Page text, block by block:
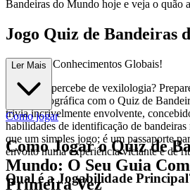
Bandeiras do Mundo hoje e veja o quão
Jogo Quiz de Bandeiras
te os Seus Conhecimentos Globais!
Acha que percebe de vexilologia?
proeza geográfica com o Quiz de
trivia incrivelmente envolvente,
habilidades de identificação de
que um simples jogo; é um passaporte
envolto numa experiência viciante e de
Qual é a Jogabilidade
Ler Mais
Como jogar
Como Jogar o Quiz de
Mundo: O Seu Guia
Primeira Vez